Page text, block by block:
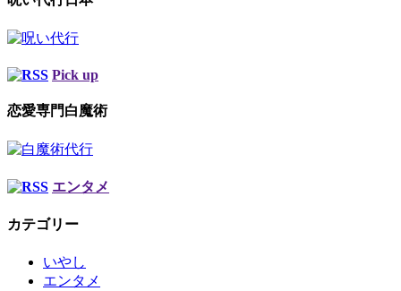
Pick up
恋愛専門白魔術
エンタメ
カテゴリー
いやし
エンタメ